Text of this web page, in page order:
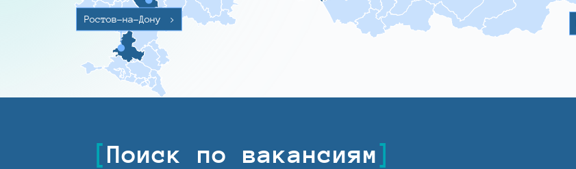
Ростов-на-Дону >
Поиск по вакансиям